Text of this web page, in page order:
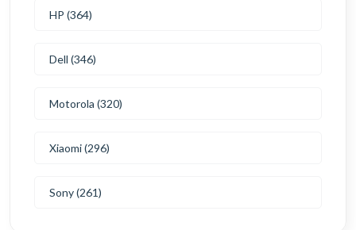
HP (364)
Dell (346)
Motorola (320)
Xiaomi (296)
Sony (261)